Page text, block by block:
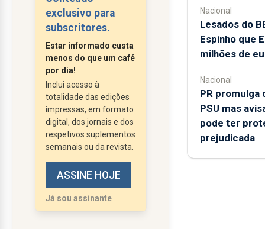
que devem garantir a
educação, sustento e
Contudo, a realidade
mostra que muitas
crianças crescem em
famílias recompostas,
onde madrastas e
padrastos assumem,
na prática, um papel
ativo no seu dia a dia. O
direito...
exclusivo para
subscritores.
Estar informado custa
menos do que um café
por dia!
Inclui acesso à
totalidade das edições
impressas, em formato
digital, dos jornais e dos
respetivos suplementos
semanais ou da revista.
ASSINE HOJE
Já sou assinante
Nacional
Lesados do
Espinho que
milhões de
Nacional
PR
PSU mas
pode ter
prejudicada